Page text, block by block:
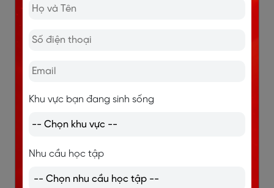
someone’s
back
chỉ trích
hoặc làm
đó.
Khu vực bạn đang sinh sống
Nhu cầu học tập